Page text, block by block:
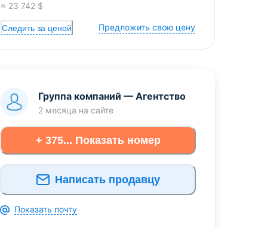
≈ 23 742 $
Следить за ценой Предложить свою цену
Группа компаний — Агентство
2 месяца на сайте
+ 375... Показать номер
Написать продавцу
Показать почту